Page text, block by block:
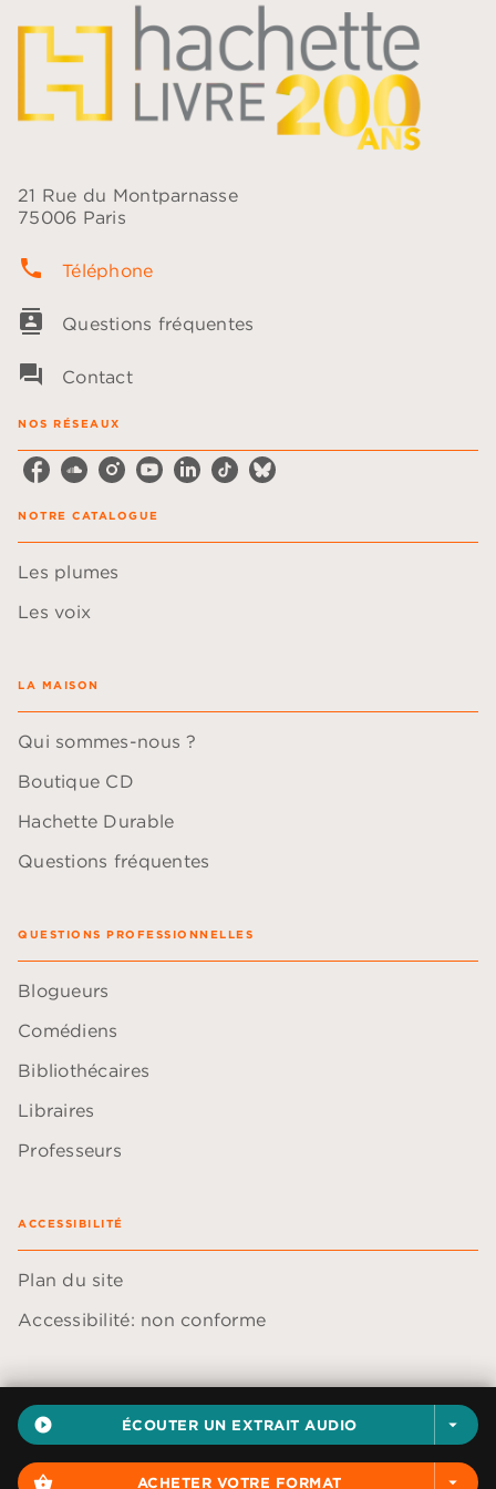
play_circle_filled ÉCOUTER UN EXTRAIT AUDIO arrow_drop_down
shopping_basket ACHETER VOTRE FORMAT arrow_drop_down
21 Rue du Montparnasse
75006 Paris
phone Téléphone
contacts Questions fréquentes
question_answer Contact
NOS RÉSEAUX
NOTRE CATALOGUE
Les plumes
Les voix
LA MAISON
Qui sommes-nous ?
Boutique CD
Hachette Durable
Questions fréquentes
QUESTIONS PROFESSIONNELLES
Blogueurs
Comédiens
Bibliothécaires
Libraires
Professeurs
ACCESSIBILITÉ
Plan du site
Accessibilité: non conforme
Données personnelles
Paramétrer vos cookies